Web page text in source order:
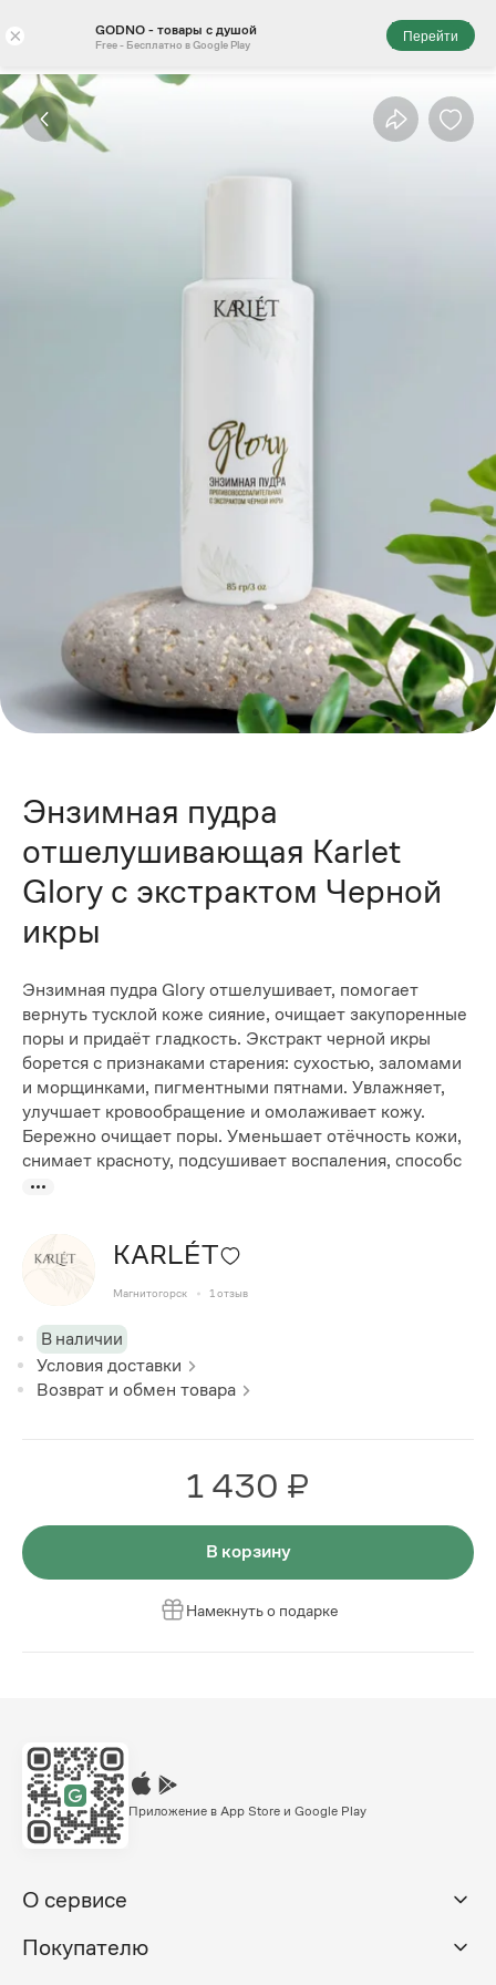
× GODNO - товары с душой
Free - Бесплатно в Google Play
Перейти
Энзимная пудра
отшелушивающая Karlet
Glory с экстрактом Черной
икры
Энзимная пудра Glory отшелушивает, помогает
вернуть тусклой коже сияние, очищает закупоренные
поры и придаёт гладкость. Экстракт черной икры
борется с признаками старения: сухостью, заломами
и морщинками, пигментными пятнами. Увлажняет,
улучшает кровообращение и омолаживает кожу.
Бережно очищает поры. Уменьшает отёчность кожи,
снимает красноту, подсушивает воспаления, способс
KARLÉT
Магнитогорск 1 отзыв
В наличии
Условия доставки
Возврат и обмен товара
1 430 ₽
В корзину
Намекнуть о подарке
Приложение в App Store и Google Play
О сервисе
Покупателю